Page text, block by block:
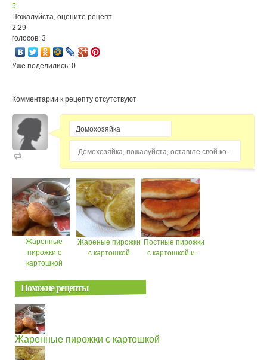
5
Пожалуйста, оцените рецепт
2.29
голосов: 3
Уже поделились: 0
Комментарии к рецепту отсутствуют
Домохозяйка, пожалуйста, оставьте свой комментарий...
Жаренные
пирожки с
картошкой
Жареные пирожки
с картошкой
Постные пирожки
с картошкой и...
Похожие рецепты
Жаренные пирожки с картошкой